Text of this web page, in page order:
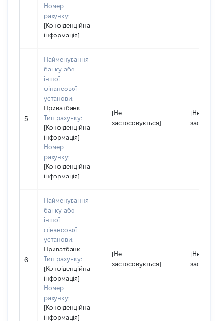
Номер
рахунку:
[Конфіденційна
інформація]
5
Найменування
банку або
іншої
фінансової
установи:
Приватбанк
Тип рахунку:
[Конфіденційна
інформація]
Номер
рахунку:
[Конфіденційна
інформація]
[Не
застосовується]
[Не
6
Найменування
банку або
іншої
фінансової
установи:
Приватбанк
Тип рахунку:
[Конфіденційна
інформація]
Номер
рахунку:
[Конфіденційна
інформація]
[Не
застосовується]
[Не